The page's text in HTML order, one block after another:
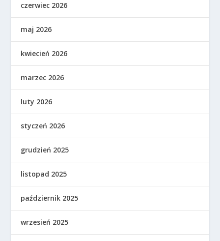
czerwiec 2026
maj 2026
kwiecień 2026
marzec 2026
luty 2026
styczeń 2026
grudzień 2025
listopad 2025
październik 2025
wrzesień 2025